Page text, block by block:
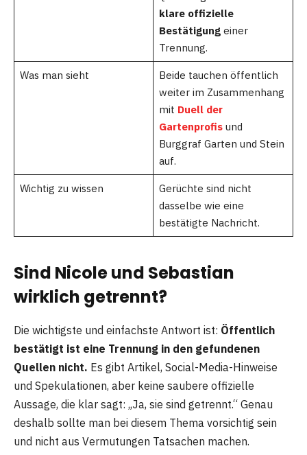
klare offizielle
Bestätigungeiner
Trennung.
Was man sieht
Beide tauchen öffentlich
weiter im Zusammenhang
mit Duell der
Gartenprofisund
Burggraf Garten und Stein
auf.
Wichtig zu wissen
Gerüchte sind nicht
dasselbe wie eine
bestätigte Nachricht.
Sind Nicole und Sebastian
wirklich getrennt?
Die wichtigste und einfachste Antwort ist: Öffentlich
bestätigt ist eine Trennung in den gefundenen
Quellen nicht. Es gibt Artikel, Social-Media-Hinweise
und Spekulationen, aber keine saubere offizielle
Aussage, die klar sagt: „Ja, sie sind getrennt.“ Genau
deshalb sollte man bei diesem Thema vorsichtig sein
und nicht aus Vermutungen Tatsachen machen.